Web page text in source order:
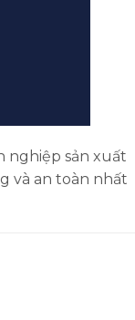
nghiệp sản xuất
và an toàn nhất